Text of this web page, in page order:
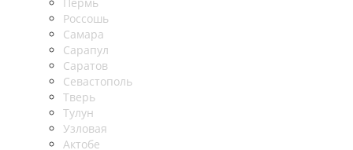
Россошь
Самара
Сарапул
Саратов
Севастополь
Тверь
Тулун
Узловая
Актобе